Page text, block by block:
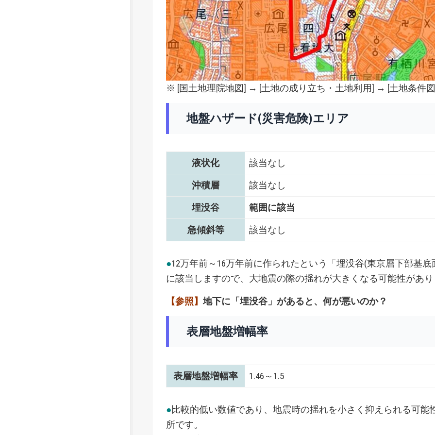
※ [国土地理院地図] → [土地の成り立ち・土地利用] → [土地条件
地盤ハザード(災害危険)エリア
液状化
該当なし
沖積層
該当なし
埋没谷
範囲に該当
急傾斜等
該当なし
●12万年前～16万年前に作られたという「埋没谷(東京層下部基
に該当しますので、大地震の際の揺れが大きくなる可能性があ
【参照】地下に「埋没谷」があると、何が悪いのか？
表層地盤増幅率
表層地盤増幅率 1.46～1.5
●比較的低い数値であり、地震時の揺れを小さく抑えられる可能
所です。